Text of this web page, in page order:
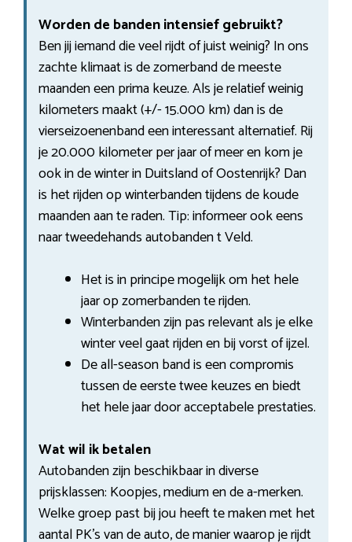
Worden de banden intensief gebruikt?
Ben jij iemand die veel rijdt of juist weinig? In ons
zachte klimaat is de zomerband de meeste
maanden een prima keuze. Als je relatief weinig
kilometers maakt (+/- 15.000 km) dan is de
vierseizoenenband een interessant alternatief. Rij
je 20.000 kilometer per jaar of meer en kom je
ook in de winter in Duitsland of Oostenrijk? Dan
is het rijden op winterbanden tijdens de koude
maanden aan te raden. Tip: informeer ook eens
naar tweedehands autobanden t Veld.
Het is in principe mogelijk om het hele
jaar op zomerbanden te rijden.
Winterbanden zijn pas relevant als je elke
winter veel gaat rijden en bij vorst of ijzel.
De all-season band is een compromis
tussen de eerste twee keuzes en biedt
het hele jaar door acceptabele prestaties.
Wat wil ik betalen
Autobanden zijn beschikbaar in diverse
prijsklassen: Koopjes, medium en de a-merken.
Welke groep past bij jou heeft te maken met het
aantal PK’s van de auto, de manier waarop je rijdt